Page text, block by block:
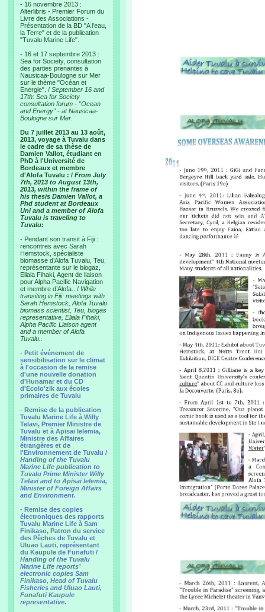
- 16 novembre 2013 :
Alterlibris - Premier Forum du
Livre des Associations -
Présentation de la BD "A l'eau,
la Terre" et de la publication
"Tuvalu Marine Life".
- 16 et 17 septembre 2013 :
Sea for Society, consultation
des parties prenantes à
Nausicaa-Boulogne sur Mer
sur le thème "Océan et
Energie". / September 16 and
17th: Sea for Society
consultation forum - "Ocean
and Energy" - at Nausicaa-
Boulogne sur Mer.
Du 7 juillet 2013 au 13 août,
2013, voyage à Tuvalu dans
le cadre de sa thèse de
Damien Vallot, étudiant en
PhD à l'Université de
Bordeaux et membre
d'Alofa Tuvalu : / From July
7th, 2013 to August 13th,
2013, within the frame of
his thesis Damien Vallot, a
Phd student at Bordeaux
Uni and a member of Alofa
Tuvalu is traveling to
Tuvalu:
- Pendant son transit à Fiji :
rencontres avec Sarah
Hemstock, spécialiste
biomasse d’Alofa Tuvalu, Teu,
représentante sur le biogaz,
Eliala Fihaki, Agent de liaison
pour Alpha Pacific Navigation
et membre d’Alofa.. / While
transiting in Fiji: meetings with
Sarah Hemstock, Alofa Tuvalu
biomass scientist, Teu, biogas
representative, Eliala Fihaki,
Alpha Pacific Liaison agent
and a member of Alofa
Tuvalu..
- Petit événement de
sensibilisation sur le climat
à l'occasion de la remise
d'une nouvelle donation
d'Hunamar et du CD
d'Ecolo'zik aux écoles
primaires de Tuvalu
- Remise de la publication
Tuvalu Marine Life à Willy
Telavi, Premier Ministre de
Tuvalu et à Apisai Ielemia,
Ministre des Affaires
étrangères et de
l'Environnement de Tuvalu /
Handing of the Tuvalu
Marine Life publication to
Tuvalu Prime Minister Willy
Telavi and to Apisai Ielemia,
Minister of Foreign Affairs
and Environment.
- Remise des copies
électroniques des rapports
Tuvalu Marine Life à Sam
Finikaso, Patron du service
des Pêches de Tuvalu et
Uluao Lauti, représentant
du Kaupule de Funafuti /
Handing of the Tuvalu
Marine Life reports’
electronic copies Sam
Finikaso, Head of Tuvalu
Fisheries and Uluao Lauti,
Funafuti Kaupule
representative.